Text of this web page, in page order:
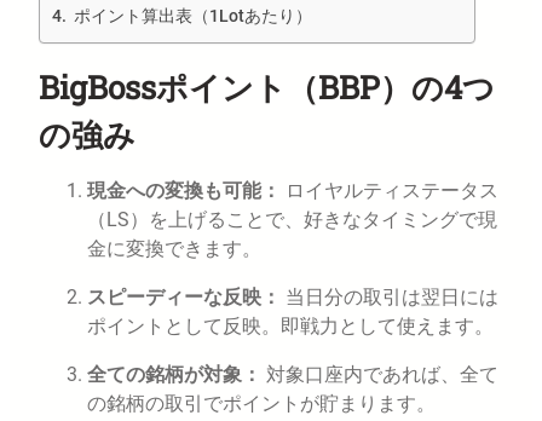
ポイント算出表（1Lotあたり）
BigBossポイント（BBP）の4つ
の強み
現金への変換も可能：
ロイヤルティステータス
（LS）を上げることで、好きなタイミングで現
金に変換できます。
スピーディーな反映： 当日分の取引は翌日には
ポイントとして反映。即戦力として使えます。
全ての銘柄が対象： 対象口座内であれば、全て
の銘柄の取引でポイントが貯まります。